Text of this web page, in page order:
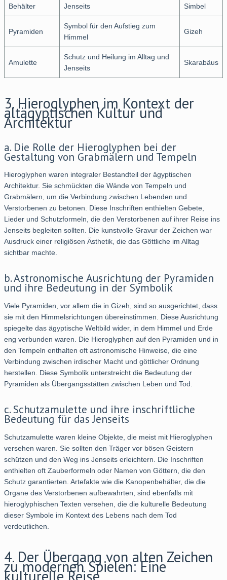
Behälter
Jenseits
Simbel
Pyramiden
Symbol für den Aufstieg zum
Himmel
Gizeh
Amulette
Schutz und Heilung im Alltag und
Jenseits
Skarabäus
3. Hieroglyphen im Kontext der
altägyptischen Kultur und
Architektur
a. Die Rolle der Hieroglyphen bei der
Gestaltung von Grabmälern und Tempeln
Hieroglyphen waren integraler Bestandteil der ägyptischen
Architektur. Sie schmückten die Wände von Tempeln und
Grabmälern, um die Verbindung zwischen Lebenden und
Verstorbenen zu betonen. Diese Inschriften enthielten Gebete,
Lieder und Schutzformeln, die den Verstorbenen auf ihrer Reise ins
Jenseits begleiten sollten. Die kunstvolle Gravur der Zeichen war
Ausdruck einer religiösen Ästhetik, die das Göttliche im Alltag
sichtbar machte.
b. Astronomische Ausrichtung der Pyramiden
und ihre Bedeutung in der Symbolik
Viele Pyramiden, vor allem die in Gizeh, sind so ausgerichtet, dass
sie mit den Himmelsrichtungen übereinstimmen. Diese Ausrichtung
spiegelte das ägyptische Weltbild wider, in dem Himmel und Erde
eng verbunden waren. Die Hieroglyphen auf den Pyramiden und in
den Tempeln enthalten oft astronomische Hinweise, die eine
Verbindung zwischen irdischer Macht und göttlicher Ordnung
herstellen. Diese Symbolik unterstreicht die Bedeutung der
Pyramiden als Übergangsstätten zwischen Leben und Tod.
c. Schutzamulette und ihre inschriftliche
Bedeutung für das Jenseits
Schutzamulette waren kleine Objekte, die meist mit Hieroglyphen
versehen waren. Sie sollten den Träger vor bösen Geistern
schützen und den Weg ins Jenseits erleichtern. Die Inschriften
enthielten oft Zauberformeln oder Namen von Göttern, die den
Schutz garantierten. Artefakte wie die Kanopenbehälter, die die
Organe des Verstorbenen aufbewahrten, sind ebenfalls mit
hieroglyphischen Texten versehen, die die kulturelle Bedeutung
dieser Symbole im Kontext des Lebens nach dem Tod
verdeutlichen.
4. Der Übergang von alten Zeichen
zu modernen Spielen: Eine
kulturelle Reise